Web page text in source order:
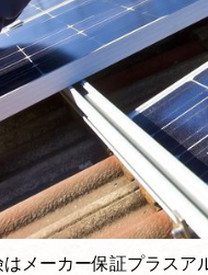
メーカー保証プラスア